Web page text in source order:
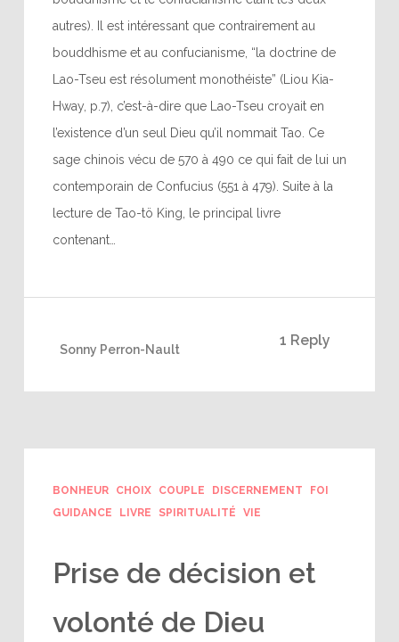
autres). Il est intéressant que contrairement au
bouddhisme et au confucianisme, “la doctrine de
Lao-Tseu est résolument monothéiste” (Liou Kia-
Hway, p.7), c’est-à-dire que Lao-Tseu croyait en
l’existence d’un seul Dieu qu’il nommait Tao. Ce
sage chinois vécu de 570 à 490 ce qui fait de lui un
contemporain de Confucius (551 à 479). Suite à la
lecture de Tao-tö King, le principal livre
contenant…
1 Reply
Sonny Perron-Nault
BONHEUR CHOIX COUPLE DISCERNEMENT
FOI
GUIDANCE
LIVRE SPIRITUALITÉ VIE
Prise de décision et
volonté de Dieu